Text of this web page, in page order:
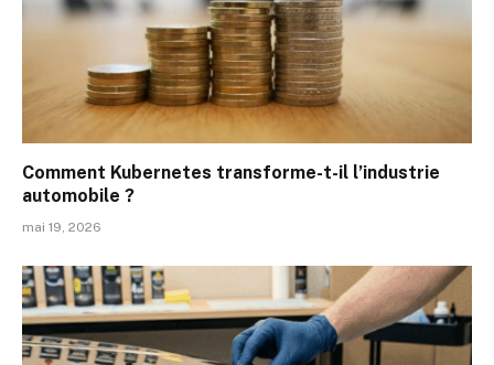
Comment Kubernetes transforme-t-il l’industrie
automobile ?
mai 19, 2026